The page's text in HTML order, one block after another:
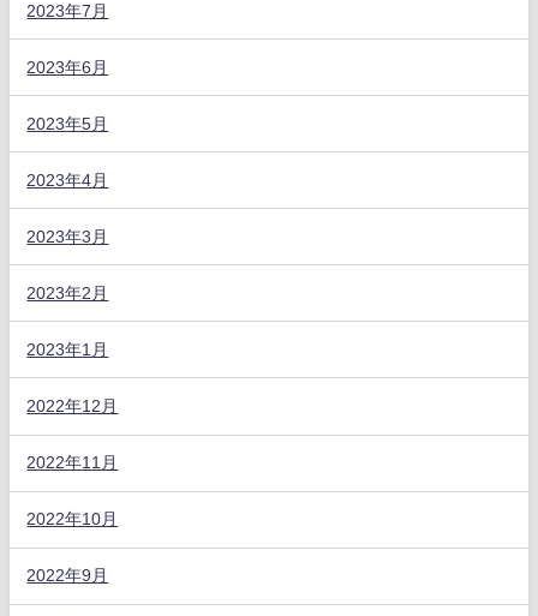
2023年7月
2023年6月
2023年5月
2023年4月
2023年3月
2023年2月
2023年1月
2022年12月
2022年11月
2022年10月
2022年9月